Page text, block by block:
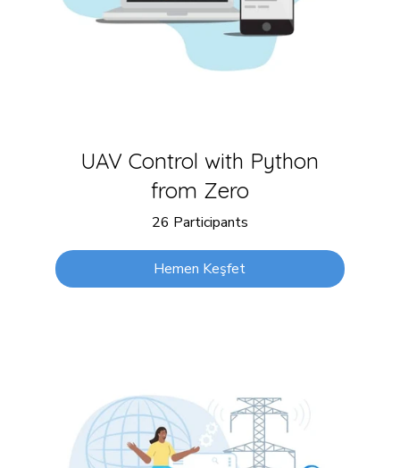
UAV Control with Python
from Zero
26 Participants
Hemen Keşfet